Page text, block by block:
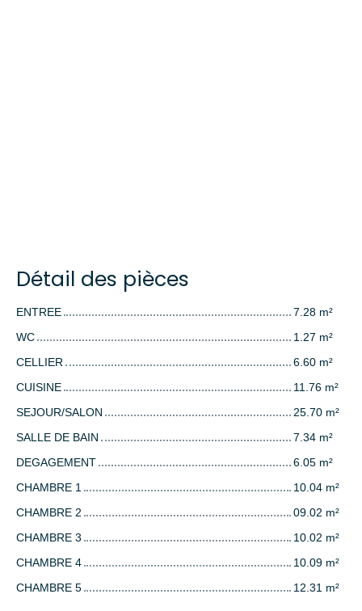
Détail des pièces
ENTREE
7.28 m²
WC
1.27 m²
CELLIER
6.60 m²
CUISINE
11.76 m²
SEJOUR/SALON
25.70 m²
SALLE DE BAIN
7.34 m²
DEGAGEMENT
6.05 m²
CHAMBRE 1
10.04 m²
CHAMBRE 2
09.02 m²
CHAMBRE 3
10.02 m²
CHAMBRE 4
10.09 m²
CHAMBRE 5
12.31 m²